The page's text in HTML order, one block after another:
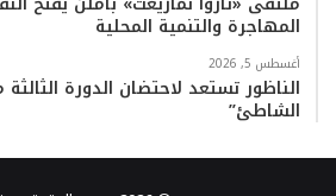
المهاجرة والتنمية المحلية
أغسطس 5, 2026
الناظور تستعد لاحتضان الدورة
الشاطئ”